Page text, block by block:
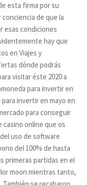
esta firma por su
de que la
esas condiciones
hay que
en Viajes y
dónde podrás
visitar éste 2020 a
para invertir en
invertir en mayo en
para conseguir
casino online que os
uso de software
del 100% de hasta
primeras partidas en el
moon mientras tanto,